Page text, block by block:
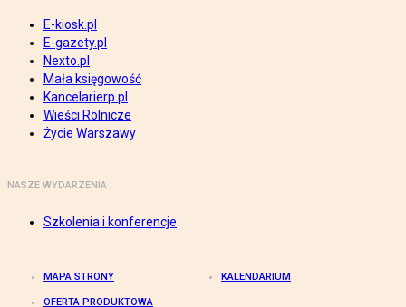
E-kiosk.pl
E-gazety.pl
Nexto.pl
Mała księgowość
Kancelarierp.pl
Wieści Rolnicze
Życie Warszawy
NASZE WYDARZENIA
Szkolenia i konferencje
MAPA STRONY KALENDARIUM
OFERTA PRODUKTOWA